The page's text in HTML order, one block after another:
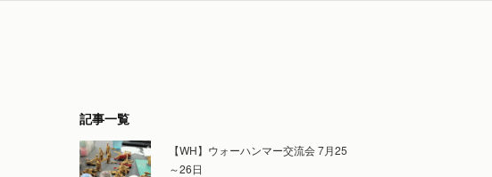
記事一覧
【WH】ウォーハンマー交流会 7月25
～26日